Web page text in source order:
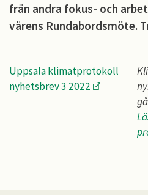
från andra fokus- och
vårens Rundabordsmöte.
Uppsala klimatprotokoll
nyhetsbrev 3 2022